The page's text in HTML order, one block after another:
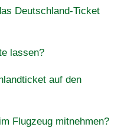
Deutschland-Ticket
lassen?
auf den
Flugzeug mitnehmen?